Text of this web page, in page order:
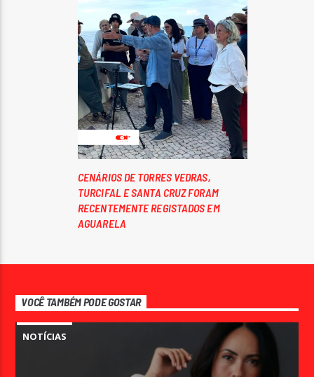
CENÁRIOS DE TORRES VEDRAS,
TURCIFAL E SANTA CRUZ FORAM
RECENTEMENTE REGISTADOS EM
AGUARELA
VOCÊ TAMBÉM PODE GOSTAR
NOTÍCIAS